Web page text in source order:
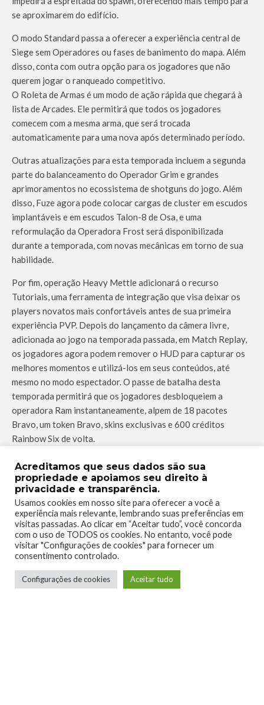
se aproximarem do edifício.
O modo Standard passa a oferecer a experiência central de
Siege sem Operadores ou fases de banimento do mapa. Além
disso, conta com outra opção para os jogadores que não
querem jogar o ranqueado competitivo.
O Roleta de Armas é um modo de ação rápida que chegará à
lista de Arcades. Ele permitirá que todos os jogadores
comecem com a mesma arma, que será trocada
automaticamente para uma nova após determinado período.
Outras atualizações para esta temporada incluem a segunda
parte do balanceamento do Operador Grim e grandes
aprimoramentos no ecossistema de shotguns do jogo. Além
disso, Fuze agora pode colocar cargas de cluster em escudos
implantáveis e em escudos Talon-8 de Osa, e uma
reformulação da Operadora Frost será disponibilizada
durante a temporada, com novas mecânicas em torno de sua
habilidade.
Por fim, operação Heavy Mettle adicionará o recurso
Tutoriais, uma ferramenta de integração que visa deixar os
players novatos mais confortáveis antes de sua primeira
experiência PVP. Depois do lançamento da câmera livre,
adicionada ao jogo na temporada passada, em Match Replay,
os jogadores agora podem remover o HUD para capturar os
melhores momentos e utilizá-los em seus conteúdos, até
mesmo no modo espectador. O passe de batalha desta
temporada permitirá que os jogadores desbloqueiem a
operadora Ram instantaneamente, alpem de 18 pacotes
Bravo, um token Bravo, skins exclusivas e 600 créditos
Rainbow Six de volta.
Rainbow Six Siege está disponível para PlayStation 4 e
PlayStation 5, consoles Xbox One, Xbox Series X | S e PC,
tanto no Steam quanto no serviço por assinatura Ubisoft+.
UBISOFT
Acreditamos que seus dados são sua
propriedade e apoiamos seu direito à
privacidade e transparência.
Usamos cookies em nosso site para oferecer a você a
experiência mais relevante, lembrando suas preferências em
visitas passadas. Ao clicar em “Aceitar tudo”, você concorda
com o uso de TODOS os cookies. No entanto, você pode
visitar "Configurações de cookies" para fornecer um
consentimento controlado.
Configurações de cookies Aceitar tudo